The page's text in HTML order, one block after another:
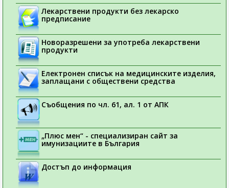
Лекарствени продукти без лекарско
предписание
Новоразрешени за употреба лекарствени
продукти
Електронен списък на медицинските изделия,
заплащани с обществени средства
Съобщения по чл. 61, ал. 1 от АПК
„Плюс мен“ - специализиран сайт за
имунизациите в България
Достъп до информация